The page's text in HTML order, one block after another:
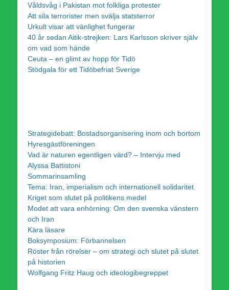
Våldsvåg i Pakistan mot folkliga protester
Att sila terrorister men svälja statsterror
Urkult visar att vänlighet fungerar
40 år sedan Aitik-strejken: Lars Karlsson skriver själv
om vad som hände
Ceuta – en glimt av hopp för Tidö
Stödgala för ett Tidöbefriat Sverige
Strategidebatt: Bostadsorganisering inom och bortom
Hyresgästföreningen
Vad är naturen egentligen värd? – Intervju med
Alyssa Battistoni
Sommarinsamling
Tema: Iran, imperialism och internationell solidaritet
Kriget som slutet på politikens medel
Modet att vara enhörning: Om den svenska vänstern
och Iran
Kära läsare
Boksymposium: Förbannelsen
Röster från rörelser – om strategi och slutet på slutet
på historien
Wolfgang Fritz Haug och ideologibegreppet